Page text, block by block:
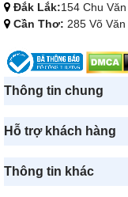
Đắk Lắk:154 Chu
Cần Thơ: 285 Võ
Thông tin chung
Hỗ trợ khách hàng
Thông tin khác